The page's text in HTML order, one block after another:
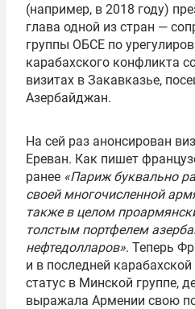
(например, в 2018 году)
глава одной из стран —
группы ОБСЕ по
карабахского конфликта
визитах в Закавказье,
Азербайджан.
На сей раз анонсирован
Ереван. Как пишет
ранее «Париж буквально
своей многочисленной
также в целом
толстым портфелем
нефтедолларов». Теперь
и в последней
статус в Минской группе,
выражала Армении свою